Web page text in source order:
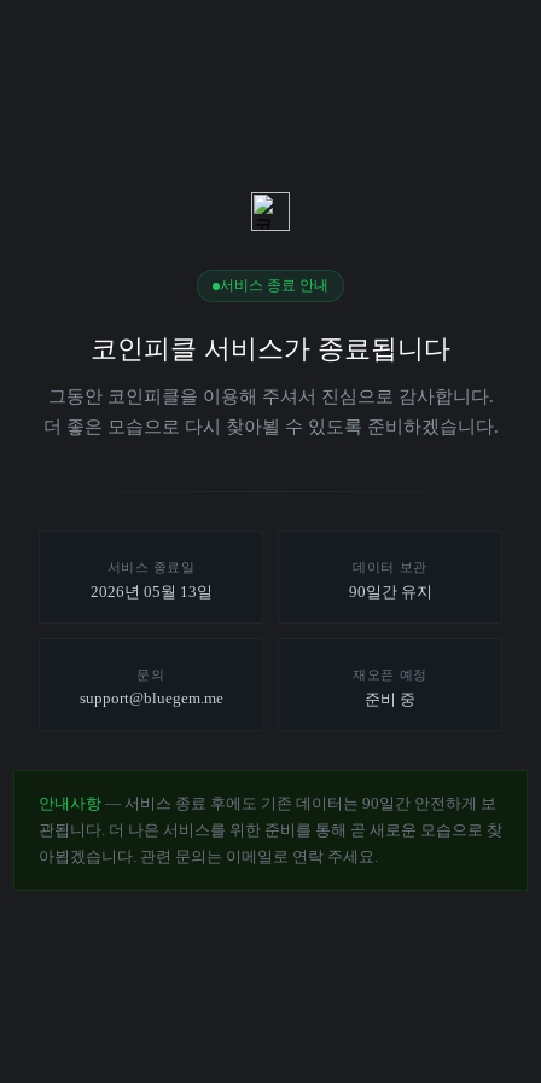
서비스 종료 안내
코인피클 서비스가 종료됩니다
그동안 코인피클을 이용해 주셔서 진심으로 감사합니다.
더 좋은 모습으로 다시 찾아뵐 수 있도록 준비하겠습니다.
서비스 종료일
2026년 05월 13일
데이터 보관
90일간 유지
문의
support@bluegem.me
재오픈 예정
준비 중
안내사항 — 서비스 종료 후에도 기존 데이터는 90일간 안전하게 보
관됩니다. 더 나은 서비스를 위한 준비를 통해 곧 새로운 모습으로 찾
아뵙겠습니다. 관련 문의는 이메일로 연락 주세요.